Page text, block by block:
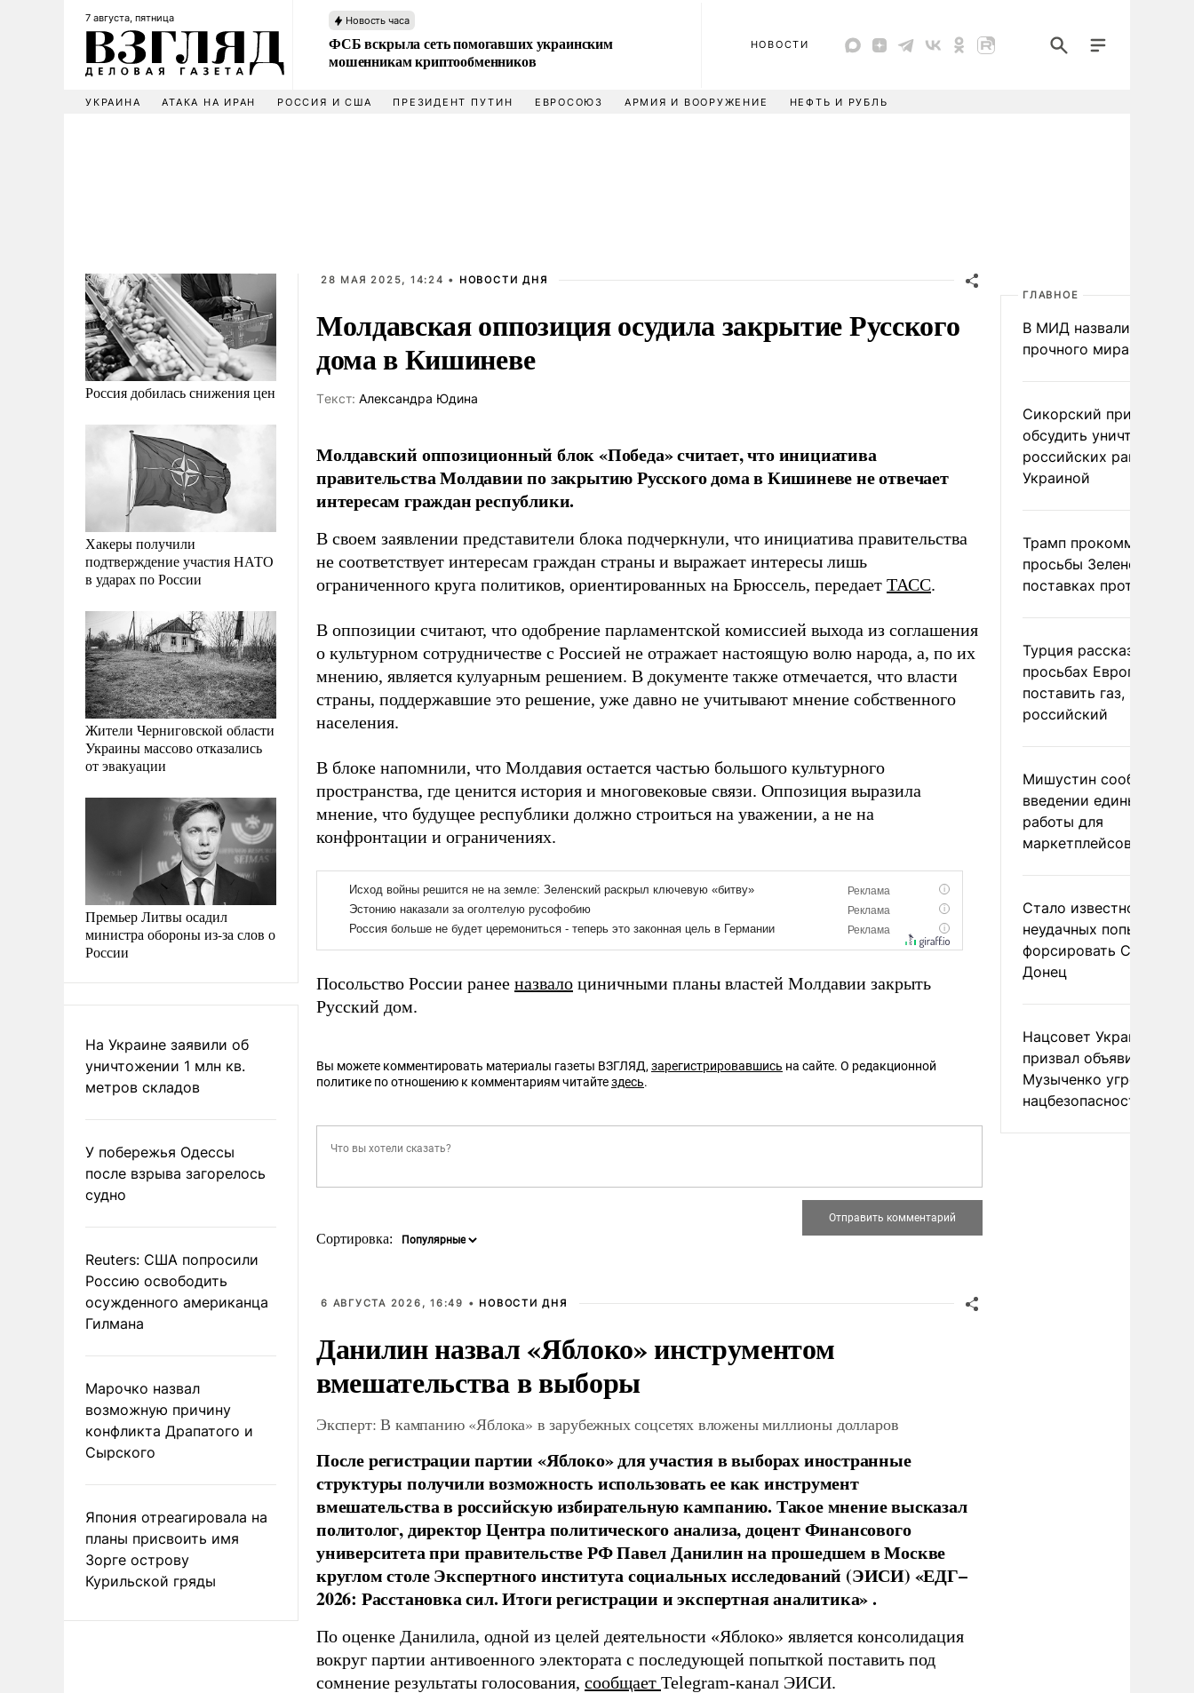
7 августа, пятница Новость часа
ФСБ вскрыла сеть помогавших украинским
мошенникам криптообменников
НОВОСТИ
УКРАИНА АТАКА НА ИРАН РОССИЯ И США ПРЕЗИДЕНТ ПУТИН ЕВРОСОЮЗ АРМИЯ И ВООРУЖЕНИЕ НЕФТЬ И РУБЛЬ
Россия добилась снижения цен
Хакеры получили
подтверждение участия НАТО
в ударах по России
Жители Черниговской области
Украины массово отказались
от эвакуации
Премьер Литвы осадил
министра обороны из-за слов о
России
На Украине заявили об
уничтожении 1 млн кв.
метров складов
У побережья Одессы
после взрыва загорелось
судно
Reuters: США попросили
Россию освободить
осужденного американца
Гилмана
Марочко назвал
возможную причину
конфликта Драпатого и
Сырского
Япония отреагировала на
планы присвоить имя
Зорге острову
Курильской гряды
28 МАЯ 2025, 14:24 • НОВОСТИ ДНЯ
Молдавская оппозиция осудила закрытие Русского
дома в Кишиневе
Tекст: Александра Юдина
Молдавский оппозиционный блок «Победа» считает, что инициатива
правительства Молдавии по закрытию Русского дома в Кишиневе не отвечает
интересам граждан республики.
В своем заявлении представители блока подчеркнули, что инициатива правительства
не соответствует интересам граждан страны и выражает интересы лишь
ограниченного круга политиков, ориентированных на Брюссель, передает ТАСС.
В оппозиции считают, что одобрение парламентской комиссией выхода из соглашения
о культурном сотрудничестве с Россией не отражает настоящую волю народа, а, по их
мнению, является кулуарным решением. В документе также отмечается, что власти
страны, поддержавшие это решение, уже давно не учитывают мнение собственного
населения.
В блоке напомнили, что Молдавия остается частью большого культурного
пространства, где ценится история и многовековые связи. Оппозиция выразила
мнение, что будущее республики должно строиться на уважении, а не на
конфронтации и ограничениях.
Посольство России ранее назвало циничными планы властей Молдавии закрыть
Русский дом.
Вы можете комментировать материалы газеты ВЗГЛЯД, зарегистрировавшись на сайте. О редакционной
политике по отношению к комментариям читайтездесь.
Сортировка:
6 АВГУСТА 2026, 16:49 • НОВОСТИ ДНЯ
Данилин назвал «Яблоко» инструментом
вмешательства в выборы
Эксперт: В кампанию «Яблока» в зарубежных соцсетях вложены миллионы долларов
После регистрации партии «Яблоко» для участия в выборах иностранные
структуры получили возможность использовать ее как инструмент
вмешательства в российскую избирательную кампанию. Такое мнение высказал
политолог, директор Центра политического анализа, доцент Финансового
университета при правительстве РФ Павел Данилин на прошедшем в Москве
круглом столе Экспертного института социальных исследований (ЭИСИ) «ЕДГ–
2026: Расстановка сил. Итоги регистрации и экспертная аналитика» .
По оценке Данилила, одной из целей деятельности «Яблоко» является консолидация
вокруг партии антивоенного электората с последующей попыткой поставить под
сомнение результаты голосования, сообщает Telegram-канал ЭИСИ.
ГЛАВНОЕ
В МИД назвали условия
прочного мира на
Сикорский призвал
обсудить уничтожение
российских ракет над
Украиной
Трамп
просьбы Зеленского о
поставках
Турция рассказала о
просьбах Европы
поставить газ, но не
российский
Мишустин сообщил о
введении единых
работы для
маркетплейсов в ЕАЭС
Стало известно о
неудачных попытках
форсировать
Донец
Нацсовет Украины по
призвал объявить
Музыченко угрозой
нацбезопасности